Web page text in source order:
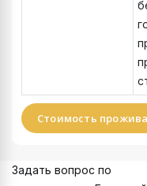
Стоимость
Задать вопрос по